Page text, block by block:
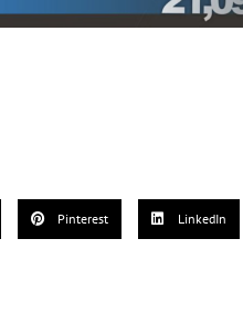
Pinterest LinkedIn